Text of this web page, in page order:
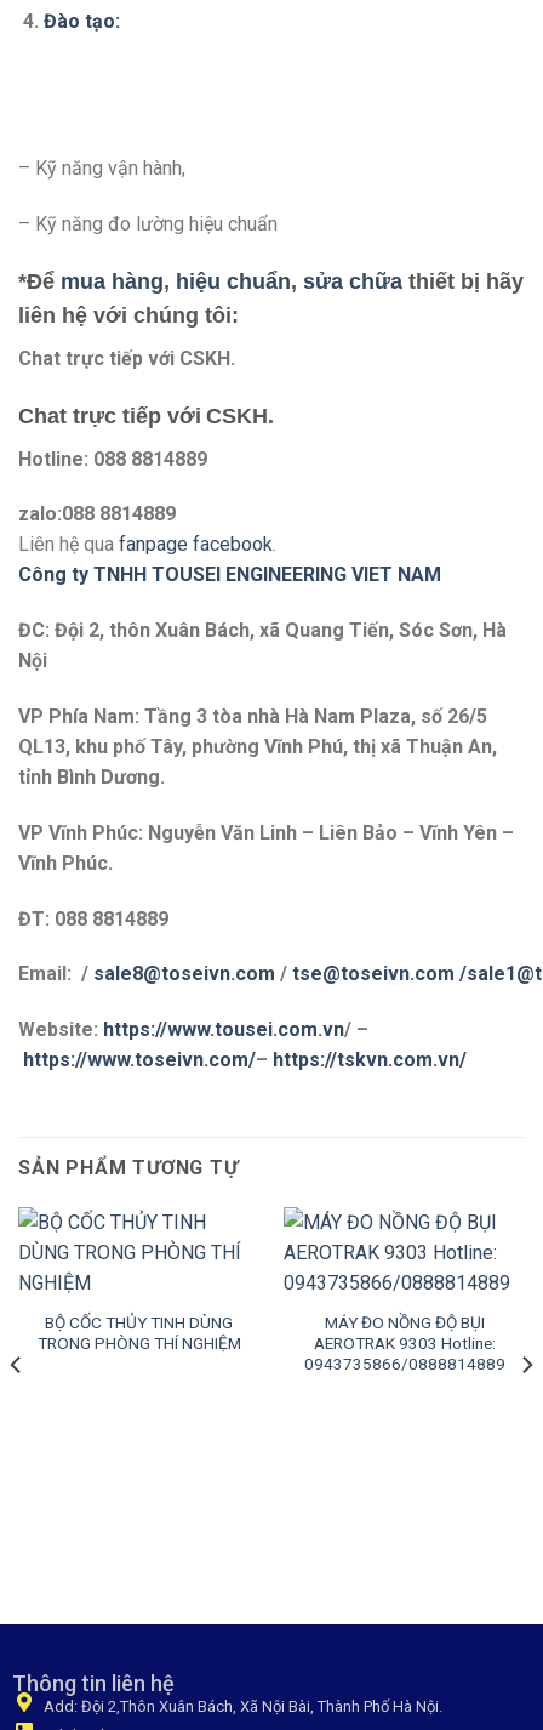
4. Đào tạo:
– Kỹ năng vận hành,
– Kỹ năng đo lường hiệu chuẩn
*Để mua hàng, hiệu chuẩn, sửa chữa thiết bị hãy
liên hệ với chúng tôi:
Chat trực tiếp với CSKH.
Chat trực tiếp với CSKH.
Hotline: 088 8814889
zalo:088 8814889
Liên hệ qua fanpage facebook.
Công ty TNHH TOUSEI ENGINEERING VIET NAM
ĐC: Đội 2, thôn Xuân Bách, xã Quang Tiến, Sóc Sơn, Hà
Nội
VP Phía Nam: Tầng 3 tòa nhà Hà Nam Plaza, số 26/5
QL13, khu phố Tây, phường Vĩnh Phú, thị xã Thuận An,
tỉnh Bình Dương.
VP Vĩnh Phúc: Nguyễn Văn Linh – Liên Bảo – Vĩnh Yên –
Vĩnh Phúc.
ĐT: 088 8814889
Email: / sale8@toseivn.com / tse@toseivn.com /
Website: https://www.tousei.com.vn/ –
https://www.toseivn.com/– https://tskvn.com.vn/
SẢN PHẨM TƯƠNG TỰ
BỘ CỐC THỦY TINH DÙNG
TRONG PHÒNG THÍ NGHIỆM
MÁY ĐO NỒNG ĐỘ BỤI
AEROTRAK 9303 Hotline:
0943735866/0888814889
Thông tin liên hệ
Add: Đội 2,Thôn Xuân Bách, Xã Nội Bài, Thành Phố Hà Nội.